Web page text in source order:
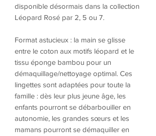
disponible désormais dans la collection
Léopard Rosé par 2, 5 ou 7.
Format astucieux : la main se glisse
entre le coton aux motifs léopard et le
tissu éponge bambou pour un
démaquillage/nettoyage optimal. Ces
lingettes sont adaptées pour toute la
famille : dès leur plus jeune âge, les
enfants pourront se débarbouiller en
autonomie, les grandes sœurs et les
mamans pourront se démaquiller en